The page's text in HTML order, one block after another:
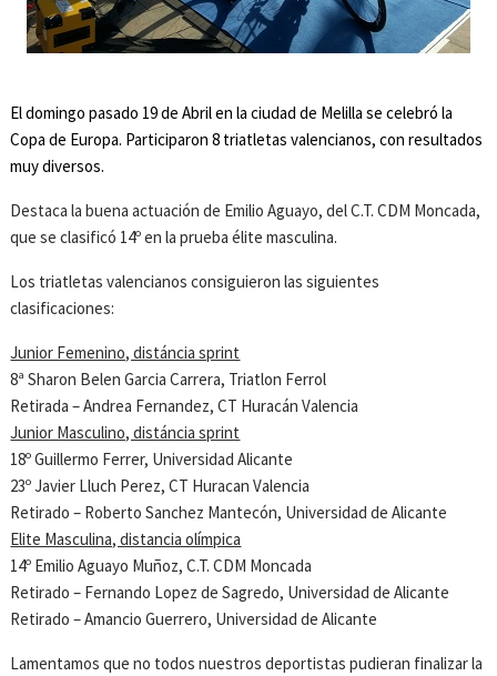
El domingo pasado 19 de Abril en la ciudad de Melilla se celebró la
Copa de Europa. Participaron 8 triatletas valencianos, con resultados
muy diversos.
Destaca la buena actuación de Emilio Aguayo, del C.T. CDM Moncada,
que se clasificó 14º en la prueba élite masculina.
Los triatletas valencianos consiguieron las siguientes
clasificaciones:
Junior Femenino, distáncia sprint
8ª Sharon Belen Garcia Carrera, Triatlon Ferrol
Retirada – Andrea Fernandez, CT Huracán Valencia
Junior Masculino, distáncia sprint
18º Guillermo Ferrer, Universidad Alicante
23º Javier Lluch Perez, CT Huracan Valencia
Retirado – Roberto Sanchez Mantecón, Universidad de Alicante
Elite Masculina, distancia olímpica
14º Emilio Aguayo Muñoz, C.T. CDM Moncada
Retirado – Fernando Lopez de Sagredo, Universidad de Alicante
Retirado – Amancio Guerrero, Universidad de Alicante
Lamentamos que no todos nuestros deportistas pudieran finalizar la